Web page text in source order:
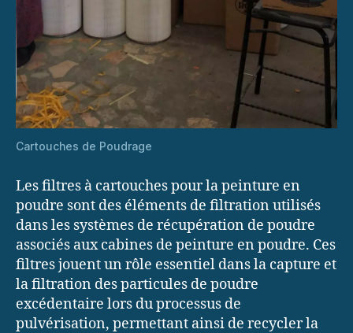
Cartouches de Poudrage
Les filtres à cartouches pour la peinture en
poudre sont des éléments de filtration utilisés
dans les systèmes de récupération de poudre
associés aux cabines de peinture en poudre. Ces
filtres jouent un rôle essentiel dans la capture et
la filtration des particules de poudre
excédentaire lors du processus de
pulvérisation, permettant ainsi de recycler la